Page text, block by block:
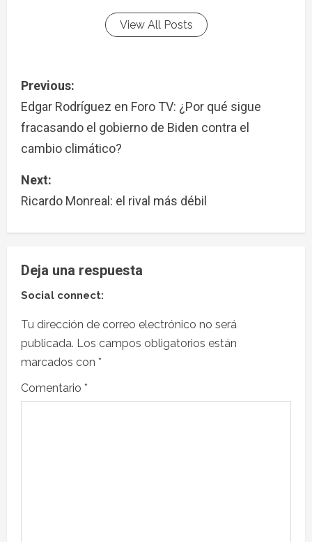
View All Posts
Previous:
Edgar Rodríguez en Foro TV: ¿Por qué sigue
fracasando el gobierno de Biden contra el
cambio climático?
Next:
Ricardo Monreal: el rival más débil
Deja una respuesta
Social connect:
Tu dirección de correo electrónico no será
publicada. Los campos obligatorios están
marcados con *
Comentario *